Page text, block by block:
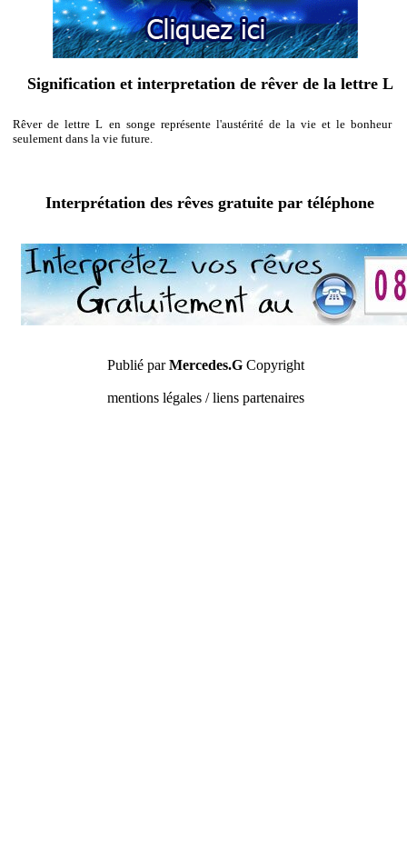
Signification et interpretation de rêver de la lettre L
Rêver de lettre L en songe représente l'austérité de la vie et le bonheur
seulement dans la vie future.
Interprétation des rêves gratuite par téléphone
Publié parMercedes.GCopyright
mentions légales / liens partenaires